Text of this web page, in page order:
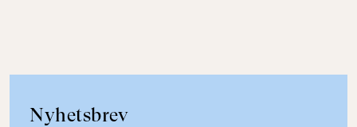
Nyhetsbrev